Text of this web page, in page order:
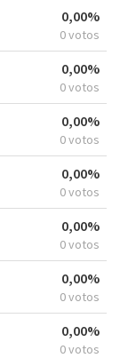
0,00%
0 votos
0,00%
0 votos
0,00%
0 votos
0,00%
0 votos
0,00%
0 votos
0,00%
0 votos
0,00%
0 votos